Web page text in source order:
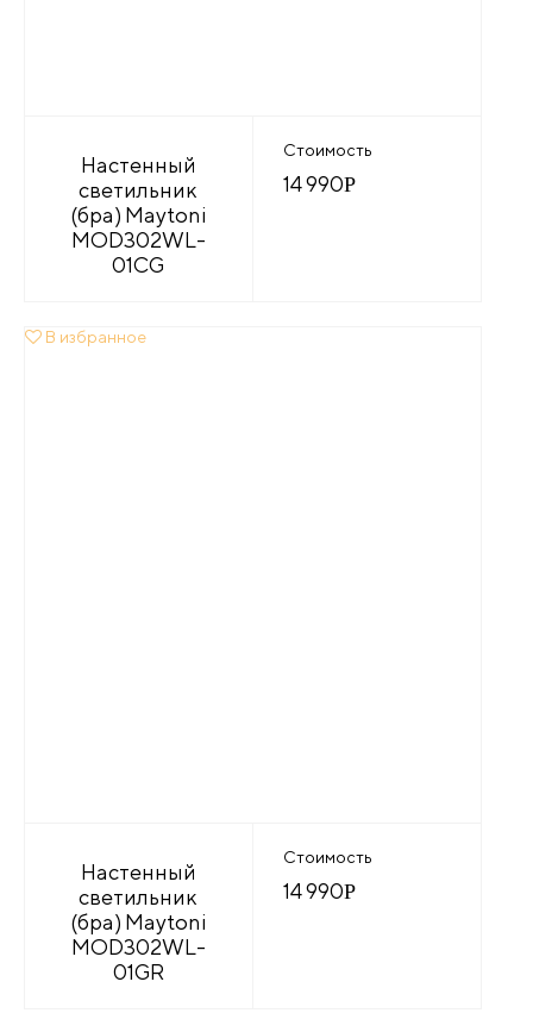
Настенный
светильник
(бра) Maytoni
MOD302WL-
01CG
Стоимость
14 990Р
В избранное
Настенный
светильник
(бра) Maytoni
MOD302WL-
01GR
Стоимость
14 990Р